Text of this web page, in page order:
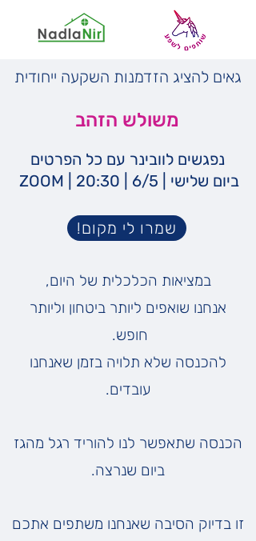
גאים להציג הזדמנות השקעה ייחודית
משולש הזהב
נפגשים לוובינר עם כל הפרטים
ביום שלישי | 6/5 | 20:30 | ZOOM
שמרו לי מקום!
במציאות הכלכלית של היום,
אנחנו שואפים ליותר ביטחון וליותר
חופש.
להכנסה שלא תלויה בזמן שאנחנו
עובדים.
הכנסה שתאפשר לנו להוריד רגל מהגז
ביום שנרצה.
זו בדיוק הסיבה שאנחנו משתפים אתכם